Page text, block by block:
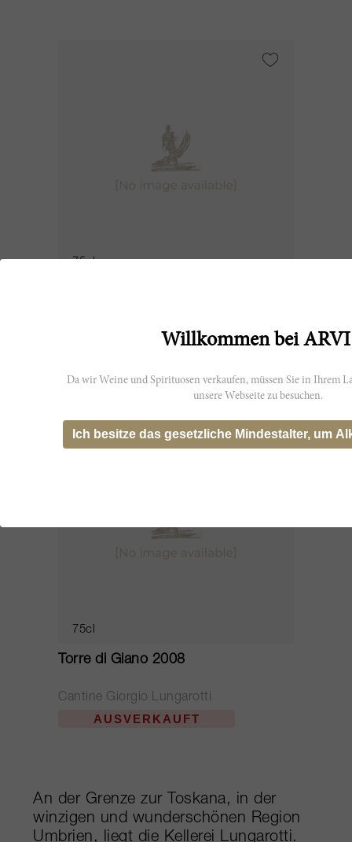
75cl
Cantine Giorgio Lungarotti
75cl
Torre di Giano 2008
Cantine Giorgio Lungarotti
AUSVERKAUFT
An der Grenze zur Toskana, in der
winzigen und wunderschönen Region
Umbrien, liegt die Kellerei Lungarotti.
Willkommen bei
Da wir Weine und Spirituosen verkaufen, müssen Sie in Ihrem
unsere Webseite zu besuchen.
Ich besitze das gesetzliche Mindestalter, um